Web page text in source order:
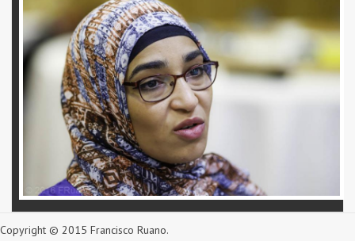
Copyright © 2015 Francisco Ruano.